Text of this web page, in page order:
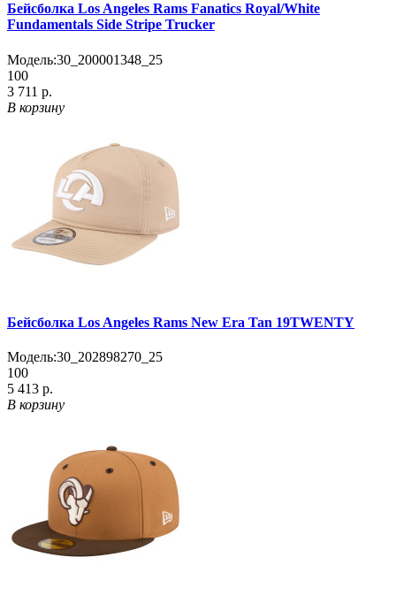
Бейсболка Los Angeles Rams Fanatics Royal/White
Fundamentals Side Stripe Trucker
Модель:30_200001348_25
100
3 711 р.
В корзину
Бейсболка Los Angeles Rams New Era Tan 19TWENTY
Модель:30_202898270_25
100
5 413 р.
В корзину